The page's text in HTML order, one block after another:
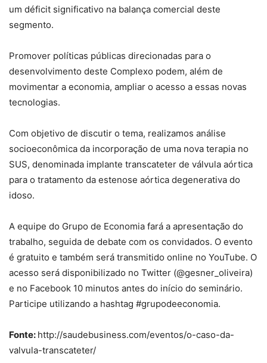
um déficit significativo na balança comercial deste
segmento.
Promover políticas públicas direcionadas para o
desenvolvimento deste Complexo podem, além de
movimentar a economia, ampliar o acesso a essas novas
tecnologias.
Com objetivo de discutir o tema, realizamos análise
socioeconômica da incorporação de uma nova terapia no
SUS, denominada implante transcateter de válvula aórtica
para o tratamento da estenose aórtica degenerativa do
idoso.
A equipe do Grupo de Economia fará a apresentação do
trabalho, seguida de debate com os convidados. O evento
é gratuito e também será transmitido online no YouTube. O
acesso será disponibilizado no Twitter (@gesner_oliveira)
e no Facebook 10 minutos antes do início do seminário.
Participe utilizando a hashtag #grupodeeconomia.
Fonte: http://saudebusiness.com/eventos/o-caso-da-
valvula-transcateter/